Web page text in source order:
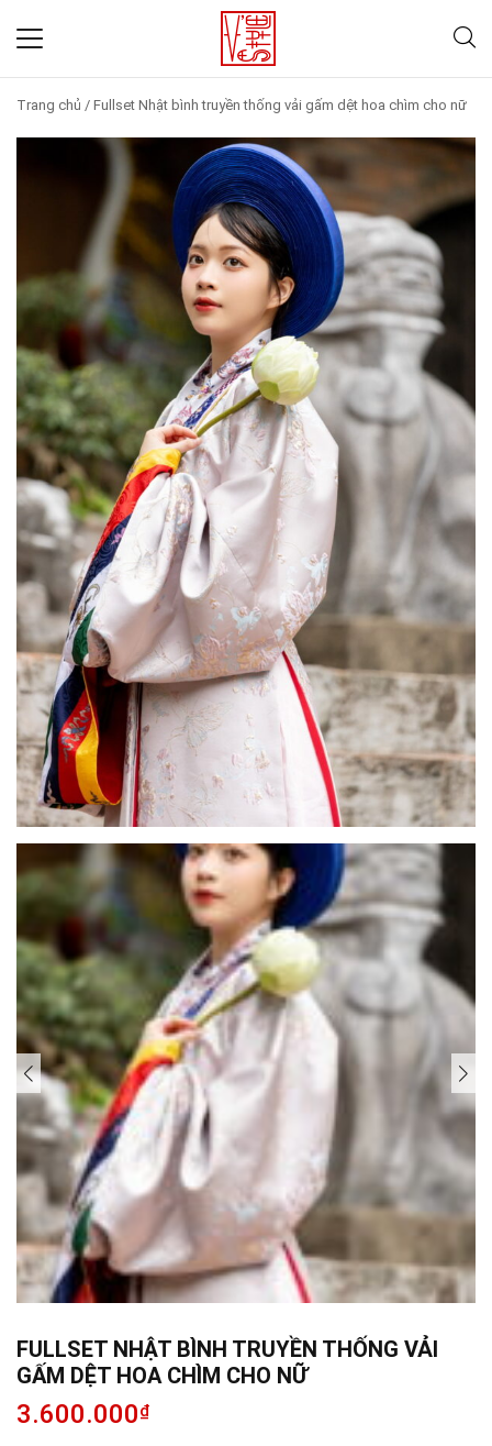
Trang chủ / Fullset Nhật bình truyền thống vải gấm dệt hoa chìm cho nữ
FULLSET NHẬT BÌNH TRUYỀN THỐNG VẢI
GẤM DỆT HOA CHÌM CHO NỮ
3.600.000₫